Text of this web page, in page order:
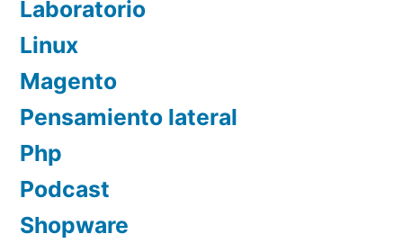
Laboratorio
Linux
Magento
Pensamiento lateral
Php
Podcast
Shopware